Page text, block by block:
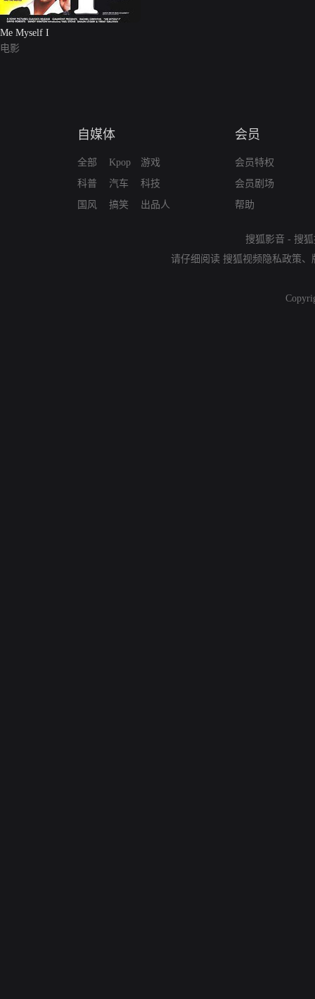
Me Myself I
电影
自媒体
全部
科普
国风
Kpop
汽车
搞笑
游戏
科技
出品人
会员
会员特权
会员剧场
帮助
搜狐影音 - 搜
请仔细阅读 搜狐视频隐私政策、